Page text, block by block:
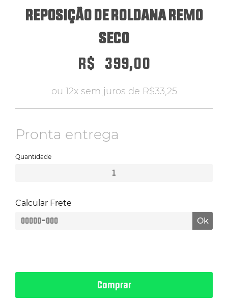
HYROX
ATENDIMENTO POR WHATSAPP
REPOSIÇÃO DE ROLDANA REMO
SECO
R$ 399,00
ou 12x sem juros de R$33,25
Pronta entrega
Quantidade
Seco
Calcular Frete
Ok
Comprar